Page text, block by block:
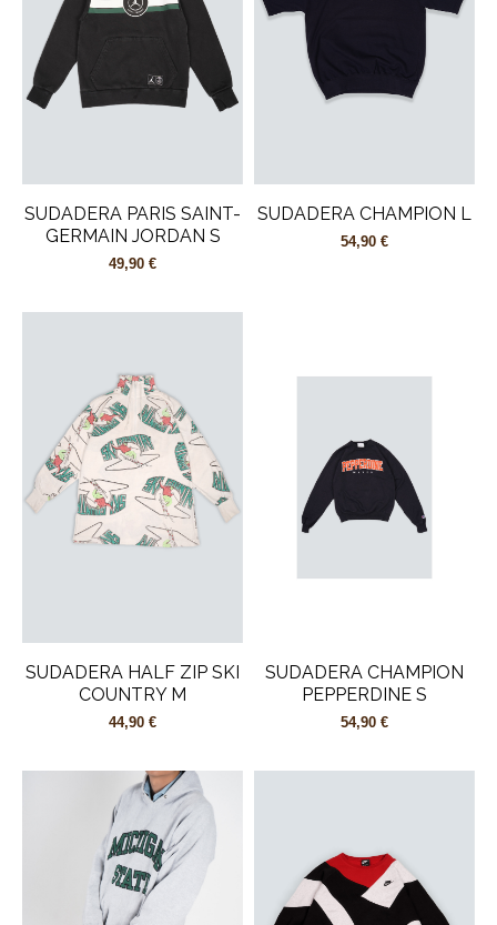
SUDADERA PARIS SAINT-
GERMAIN JORDAN S
49,90 €
SUDADERA CHAMPION L
54,90 €
SUDADERA HALF ZIP SKI
COUNTRY M
44,90 €
SUDADERA CHAMPION
PEPPERDINE S
54,90 €